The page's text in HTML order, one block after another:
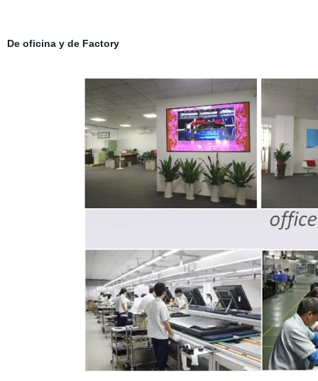
De oficina y de Factory